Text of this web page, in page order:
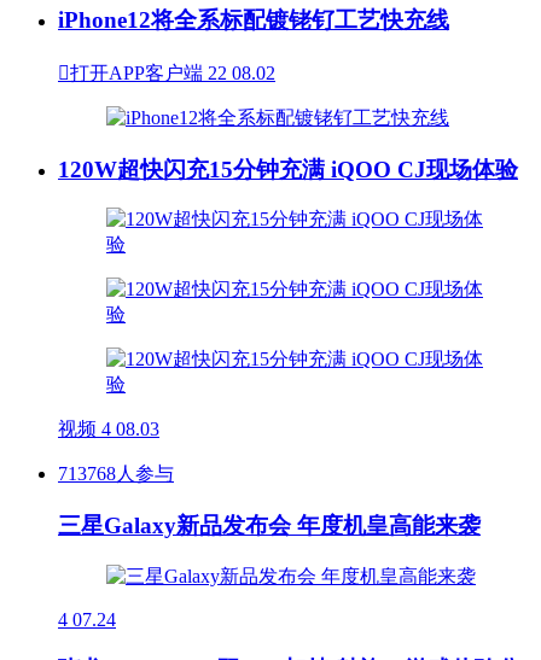
iPhone12将全系标配镀铑钌工艺快充线
打开APP客户端 22 08.02
120W超快闪充15分钟充满 iQOO CJ现场体验
视频 4 08.03
713768人参与
三星Galaxy新品发布会 年度机皇高能来袭
4 07.24